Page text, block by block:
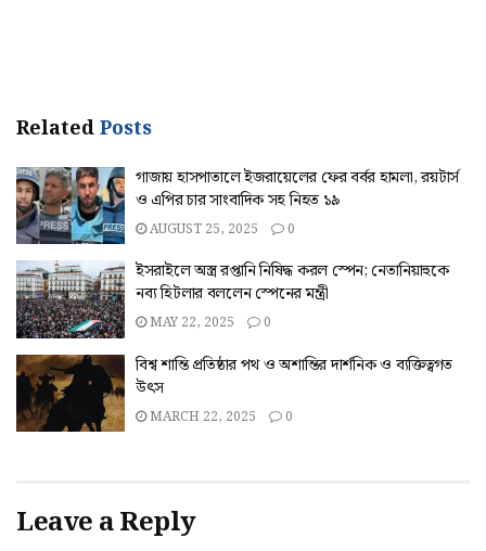
RelatedPosts
গাজায় হাসপাতালে ইজরায়েলের ফের বর্বর হামলা, রয়টার্স
ও এপির চার সাংবাদিক সহ নিহত ১৯
AUGUST 25, 2025 0
ইসরাইলে অস্ত্র রপ্তানি নিষিদ্ধ করল স্পেন; নেতানিয়াহুকে
নব্য হিটলার বললেন স্পেনের মন্ত্রী
MAY 22, 2025 0
বিশ্ব শান্তি প্রতিষ্ঠার পথ ও অশান্তির দার্শনিক ও ব্যক্তিত্বগত
উৎস
MARCH 22, 2025 0
Leave a Reply